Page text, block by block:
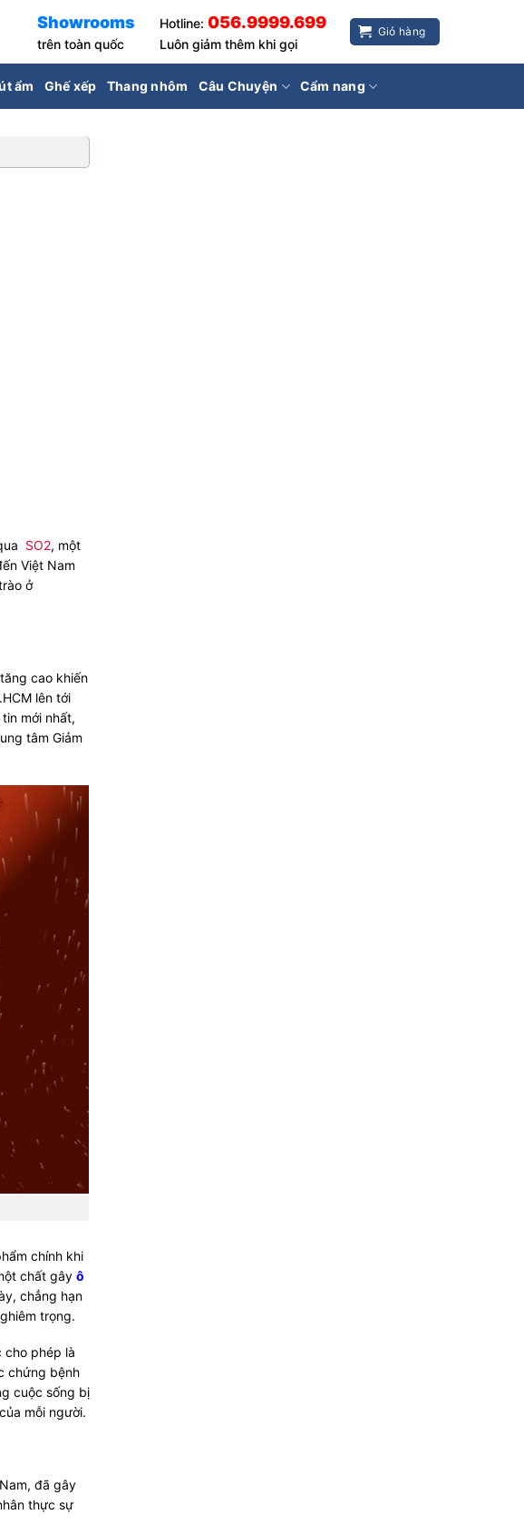
Showrooms
trên toàn quốc
Hotline:056.9999.699
Luôn giảm thêm khi gọi
Giỏ hàng
ẩm Ghế xếp Thang nhôm Câu Chuyện Cẩm nang
SO2, một
Việt Nam
ở
cao khiến
lên tới
mới nhất,
tâm Giảm
chính khi
chất gây ô
chẳng hạn
trọng.
cho phép là
chứng bệnh
cuộc sống bị
mỗi người.
đã gây
thực sự